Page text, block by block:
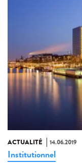
ACTUALITÉ 14.06.2019
Institutionnel